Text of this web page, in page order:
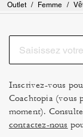
Outlet / Femme /
Inscrivez-vous
Coachtopia (vous
moment).
contactez-nous